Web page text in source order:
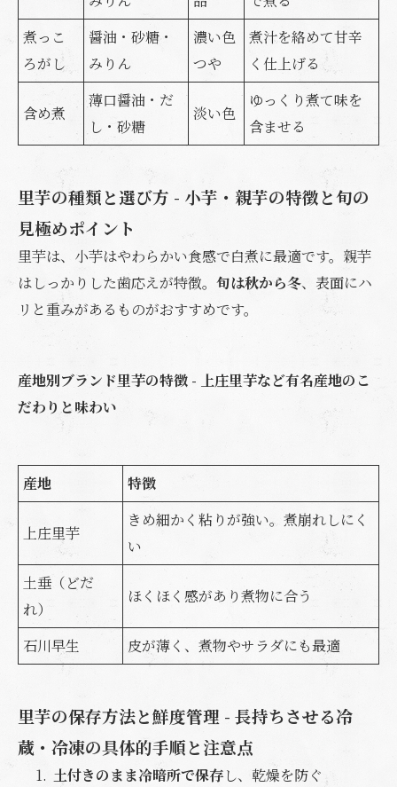
煮っこ
ろがし
醤油・砂糖・
みりん
濃い色
つや
煮汁を絡めて甘辛
く仕上げる
含め煮
薄口醤油・だ
し・砂糖
淡い色
ゆっくり煮て味を
含ませる
里芋の種類と選び方 - 小芋・親芋の特徴と旬の
見極めポイント
里芋は、小芋はやわらかい食感で白煮に最適です。親芋
はしっかりした歯応えが特徴。 旬は秋から冬、表面にハ
リと重みがあるものがおすすめです。
産地別ブランド里芋の特徴 - 上庄里芋など有名産地のこ
だわりと味わい
産地 特徴
上庄里芋
きめ細かく粘りが強い。煮崩れしにく
い
土垂（どだ
れ）
ほくほく感があり煮物に合う
石川早生 皮が薄く、煮物やサラダにも最適
里芋の保存方法と鮮度管理 - 長持ちさせる冷
蔵・冷凍の具体的手順と注意点
土付きのまま冷暗所で保存し、乾燥を防ぐ